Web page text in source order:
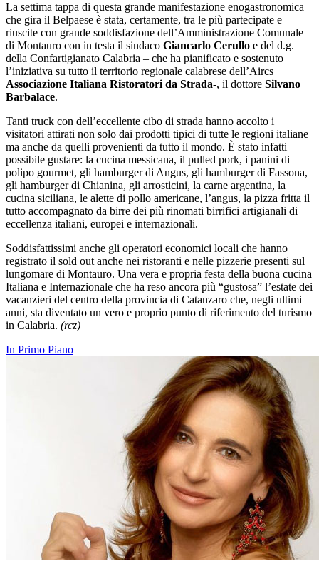
La settima tappa di questa grande manifestazione enogastronomica
che gira il Belpaese è stata, certamente, tra le più partecipate e
riuscite con grande soddisfazione dell’Amministrazione Comunale
di Montauro con in testa il sindaco Giancarlo Cerullo e del d.g.
della Confartigianato Calabria – che ha pianificato e sostenuto
l’iniziativa su tutto il territorio regionale calabrese dell’Aircs
Associazione Italiana Ristoratori da Strada-, il dottore Silvano
Barbalace.
Tanti truck con dell’eccellente cibo di strada hanno accolto i
visitatori attirati non solo dai prodotti tipici di tutte le regioni italiane
ma anche da quelli provenienti da tutto il mondo. È stato infatti
possibile gustare: la cucina messicana, il pulled pork, i panini di
polipo gourmet, gli hamburger di Angus, gli hamburger di Fassona,
gli hamburger di Chianina, gli arrosticini, la carne argentina, la
cucina siciliana, le alette di pollo americane, l’angus, la pizza fritta il
tutto accompagnato da birre dei più rinomati birrifici artigianali di
eccellenza italiani, europei e internazionali.
Soddisfattissimi anche gli operatori economici locali che hanno
registrato il sold out anche nei ristoranti e nelle pizzerie presenti sul
lungomare di Montauro. Una vera e propria festa della buona cucina
Italiana e Internazionale che ha reso ancora più “gustosa” l’estate dei
vacanzieri del centro della provincia di Catanzaro che, negli ultimi
anni, sta diventato un vero e proprio punto di riferimento del turismo
in Calabria. (rcz)
In Primo Piano